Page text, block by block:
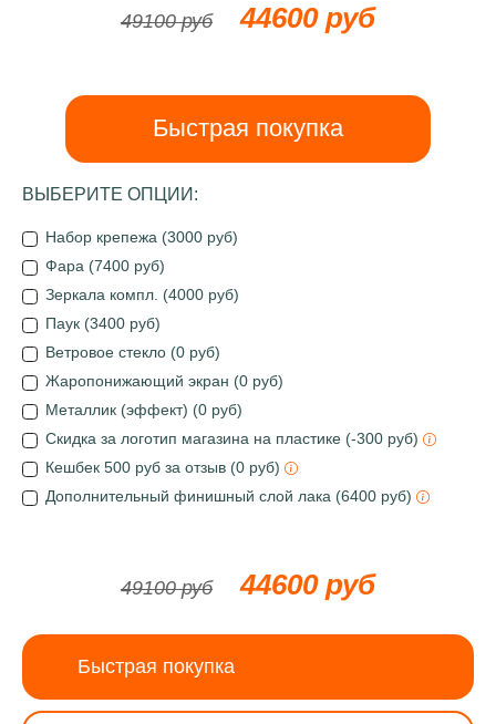
49100 руб 44600 руб
Быстрая покупка
ВЫБЕРИТЕ ОПЦИИ:
Набор крепежа (3000 руб)
Фара (7400 руб)
Зеркала компл. (4000 руб)
Паук (3400 руб)
Ветровое стекло (0 руб)
Жаропонижающий экран (0 руб)
Металлик (эффект) (0 руб)
Скидка за логотип магазина на пластике (-300 руб)
Кешбек 500 руб за отзыв (0 руб)
Дополнительный финишный слой лака (6400 руб)
49100 руб 44600 руб
Быстрая покупка